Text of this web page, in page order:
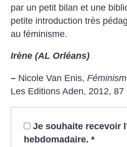
par un petit bilan et une
petite introduction très
au féminisme.
Irène (AL Orléans)
– Nicole Van Enis,
Les Editions Aden, 2012,
Je souhaite recevoir
hebdomadaire. *